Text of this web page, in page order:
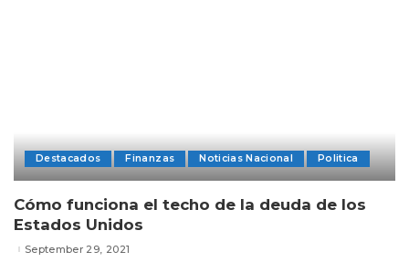
Destacados Finanzas Noticias Nacional Politica
Cómo funciona el techo de la deuda de los
Estados Unidos
September 29, 2021